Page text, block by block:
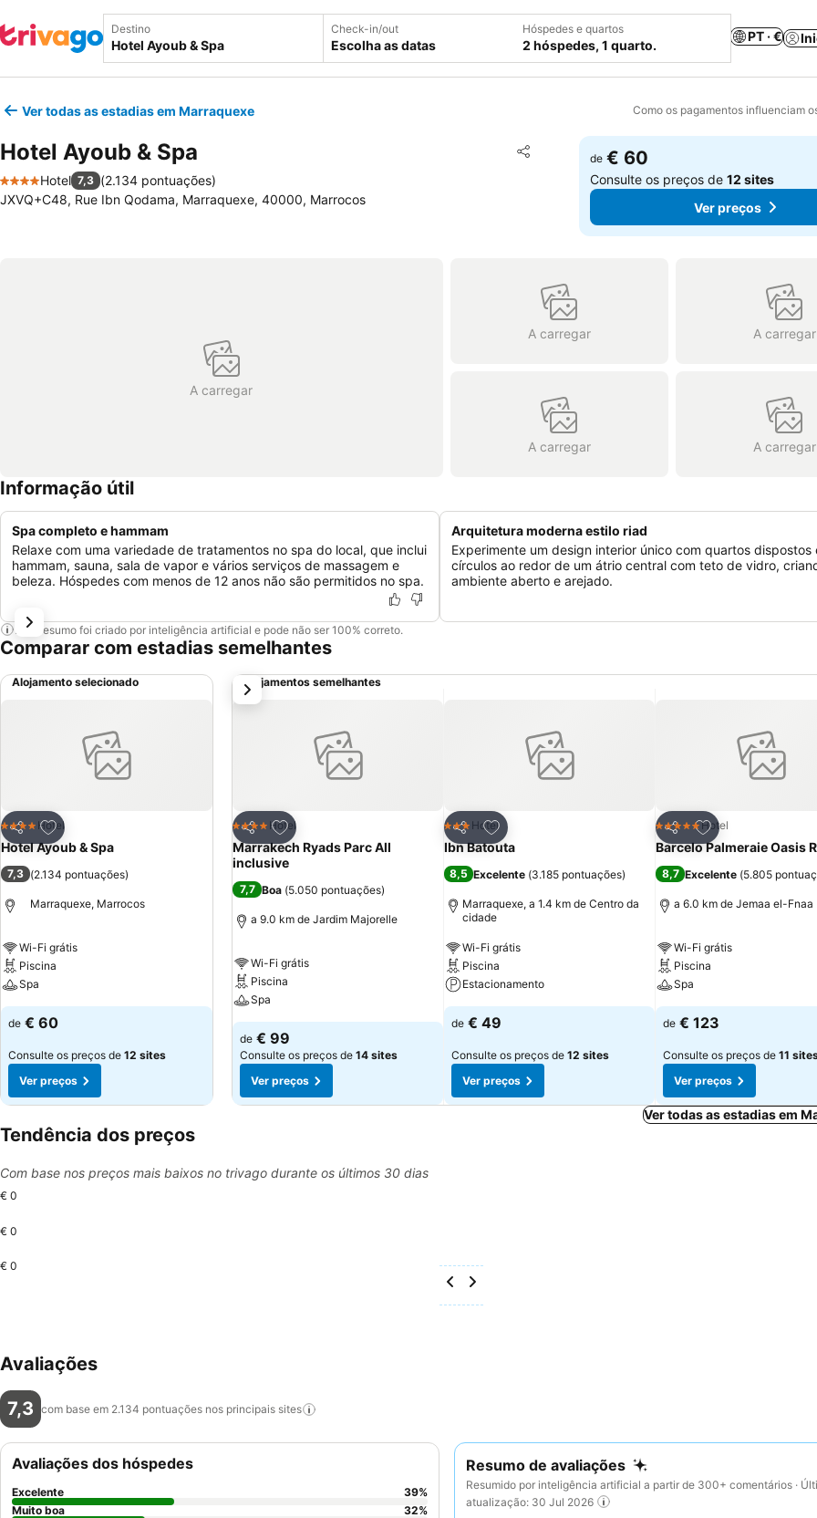
Destino Check-in/out
Escolha as datas
Hóspedes e quartos
2 hóspedes, 1 quarto.
PT · €
Ver todas as estadias em Marraquexe Como os pagamentos influenciam
Hotel Ayoub & Spa Partilhar
Adicionar aos favoritos
4 Estrelas
Hotel 7,3 (2.134 pontuações)
JXVQ+C48, Rue Ibn Qodama, Marraquexe, 40000, Marrocos
de € 60
Consulte os preços de12 sites
Ver preços
A carregar
A carregar A carregar
A carregar A carregar
Informação útil
Spa completo e hammam
Relaxe com uma variedade de tratamentos no spa do local, que inclui
hammam, sauna, sala de vapor e vários serviços de massagem e
beleza. Hóspedes com menos de 12 anos não são permitidos no spa.
Arquitetura moderna estilo riad
Experimente um design interior único com quartos dispostos
círculos ao redor de um átrio central com teto de vidro,
ambiente aberto e arejado.
Este resumo foi criado por inteligência artificial e pode não ser 100% correto.
Comparar com estadias semelhantes
Alojamento selecionado
Partilhar
Adicionar aos favoritos
4 EstrelasHotel
Hotel Ayoub & Spa
7,3 (2.134 pontuações)
Marraquexe, Marrocos
Wi-Fi grátis
Piscina
Spa
de € 60
Consulte os preços de 12 sites
Ver preços
Alojamentos semelhantes
Partilhar
Adicionar aos favoritos
4 EstrelasHotel
Marrakech Ryads Parc All
inclusive
7,7 Boa (5.050 pontuações)
a 9.0 km de Jardim Majorelle
Wi-Fi grátis
Piscina
Spa
de € 99
Consulte os preços de 14 sites
Ver preços
Partilhar
Adicionar aos favoritos
3 Estrelas
Hotel
Ibn Batouta
8,5 Excelente (3.185 pontuações)
Marraquexe, a 1.4 km de Centro da
cidade
Wi-Fi grátis
Piscina
Estacionamento
de € 49
Consulte os preços de 12 sites
Ver preços
Partilhar
Adicionar aos
5 EstrelasHotel
Barcelo Palmeraie Oasis
8,7 Excelente (5.805
a 6.0 km de Jemaa el-Fnaa
Wi-Fi grátis
Piscina
Spa
de € 123
Consulte os preços de 11
Ver preços
próximo
Ver todas as estadias em
Tendência dos preços
Com base nos preços mais baixos no trivago durante os últimos 30 dias
€ 0
€ 0
€ 0
Avaliações
7,3 com base em 2.134 pontuações nos principais sites
Resumo de avaliações
Resumido por inteligência artificial a partir de 300+ comentários ·
atualização: 30 Jul 2026
Avaliações dos hóspedes
Excelente 39%
Muito boa
32%